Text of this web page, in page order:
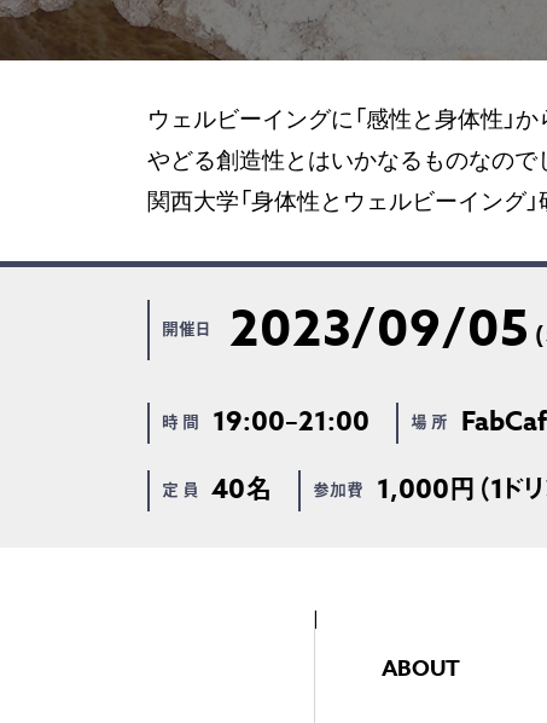
ウェルビーイングに「感性と身体性」
やどる創造性とはいかなるものなので
関西大学「身体性とウェルビーイング
開催日 2023/09/05
時 間 19:00–21:00 場 所
定 員 40名 参加費 1,000円（1ドリ
ABOUT